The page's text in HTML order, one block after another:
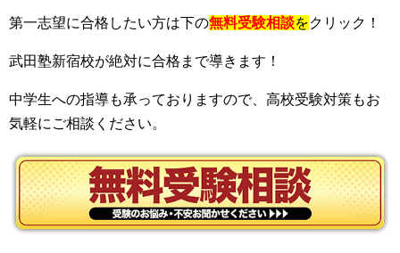
第一志望に合格したい方は下の無料受験相談をクリック！
武田塾新宿校が絶対に合格まで導きます！
中学生への指導も承っておりますので、高校受験対策もお
気軽にご相談ください。